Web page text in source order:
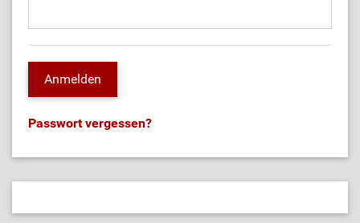
Passwort vergessen?